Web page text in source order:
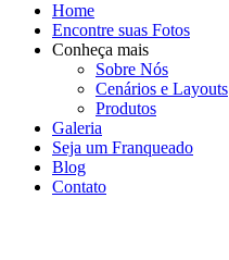
Home
Encontre suas Fotos
Conheça mais
Sobre Nós
Cenários e Layouts
Produtos
Galeria
Seja um Franqueado
Blog
Contato